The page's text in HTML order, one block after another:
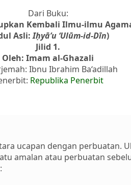
Dari Buku:
Kembali Ilmu-ilmu
Asli:Iḥyā’u ‘Ulūm-id-Dīn)
Jilid 1.
Oleh: Imam al-Ghazali
Ibnu Ibrahim Ba‘adillah
Republika Penerbit
ucapan dengan perbuatan.
amalan atau perbuatan